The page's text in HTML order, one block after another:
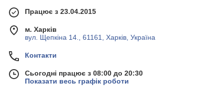
Працює з 23.04.2015
м. Харків
вул. Щепкіна 14., 61161, Харків, Україна
Контакти
Сьогодні працює з 08:00 до 20:30
Показати весь графік роботи